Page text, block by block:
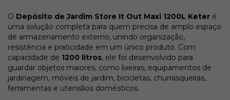
O Depósito de Jardim Store It Out Maxi 1200L Keter é
uma solução completa para quem precisa de amplo espaço
de armazenamento externo, unindo organização,
resistência e praticidade em um único produto. Com
capacidade de 1200 litros, ele foi desenvolvido para
guardar objetos maiores, como lixeiras, equipamentos de
jardinagem, móveis de jardim, bicicletas, churrasqueiras,
ferramentas e utensílios domésticos.